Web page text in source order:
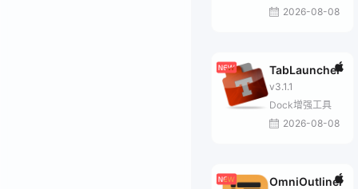
2026-08-08
TabLauncher
v3.1.1
Dock增强工具
2026-08-08
OmniOutliner